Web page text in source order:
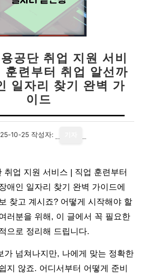
공단 취업 지원 서비
련부터 취업 알선까
일자리 찾기 완벽 가
이드
10-25 작성자:
취업 지원 서비스 | 직업 훈련부터
애인 일자리 찾기 완벽 가이드에
찾고 계시죠? 어떻게 시작해야 할
러분을 위해, 이 글에서 꼭 필요한
으로 정리해 드립니다.
가 넘쳐나지만, 나에게 맞는 정확한
지 않죠. 어디서부터 어떻게 준비